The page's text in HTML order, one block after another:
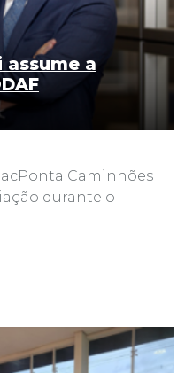
assume a
Caminhões
durante o